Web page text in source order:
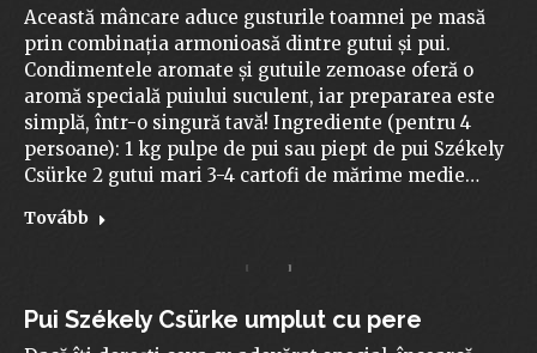
Această mâncare aduce gusturile toamnei pe masă
prin combinația armonioasă dintre gutui și pui.
Condimentele aromate și gutuile zemoase oferă o
aromă specială puiului suculent, iar prepararea este
simplă, într-o singură tavă! Ingrediente (pentru 4
persoane): 1 kg pulpe de pui sau piept de pui Székely
Csürke 2 gutui mari 3-4 cartofi de mărime medie…
Tovább
Pui Székely Csürke umplut cu pere